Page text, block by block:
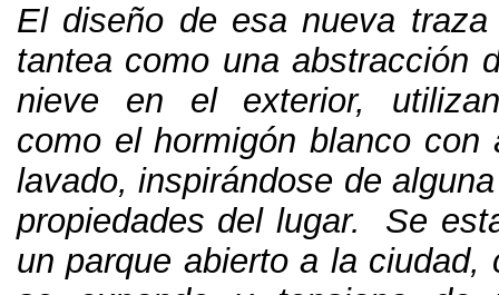
El diseño de esa nueva
tantea como una abstracción
nieve en el exterior,
como el hormigón blanco con
lavado,inspirándose de
propiedades del lugar.
Se
un parque abierto a la ciudad,